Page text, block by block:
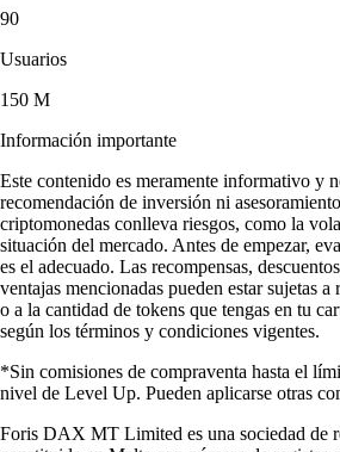
90
Usuarios
150 M
Información importante
Este contenido es meramente informativo y
recomendación de inversión ni
criptomonedas conlleva riesgos, como la
situación del mercado. Antes de empezar,
es el adecuado. Las recompensas,
ventajas mencionadas pueden estar sujetas
o a la cantidad de tokens que tengas en tu
según los términos y condiciones vigentes.
*Sin comisiones de compraventa hasta el
nivel de Level Up. Pueden aplicarse otras
Foris DAX MT Limited es una sociedad de